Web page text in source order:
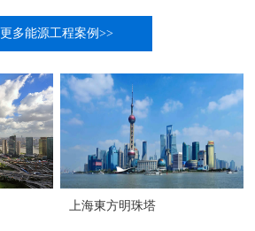
更多能源工程案例>>
上海東方明珠塔